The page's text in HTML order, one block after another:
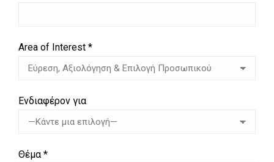
Area of Interest *
Ενδιαφέρον για
Θέμα *